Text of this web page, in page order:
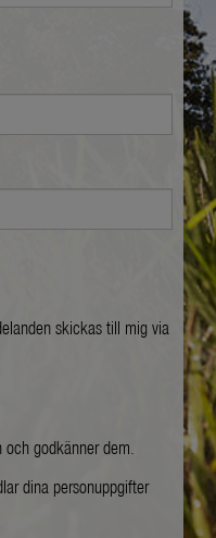
skickas till mig via
och godkänner dem.
dina personuppgifter